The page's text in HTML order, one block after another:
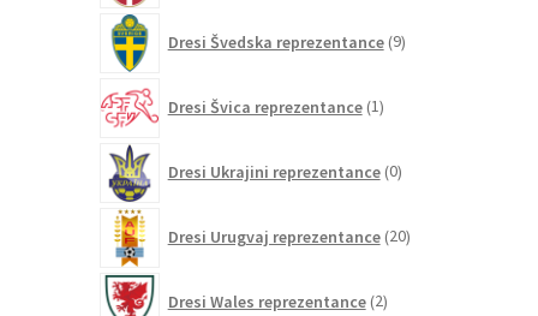
Dresi Švedska reprezentance 9izdelkov
Dresi Švica reprezentance 1izdelek
Dresi Ukrajini reprezentance 0izdelkov
Dresi Urugvaj reprezentance 20izdelkov
Dresi Wales reprezentance 2izdelka